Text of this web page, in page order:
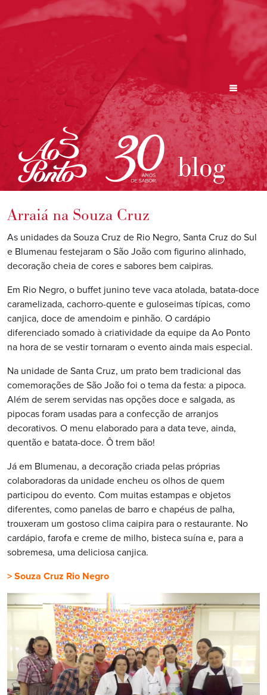
blog
Arraiá na Souza Cruz
As unidades da Souza Cruz de Rio Negro, Santa Cruz do Sul
e Blumenau festejaram o São João com figurino alinhado,
decoração cheia de cores e sabores bem caipiras.
Em Rio Negro, o buffet junino teve vaca atolada, batata-doce
caramelizada, cachorro-quente e guloseimas típicas, como
canjica, doce de amendoim e pinhão. O cardápio
diferenciado somado à criatividade da equipe da Ao Ponto
na hora de se vestir tornaram o evento ainda mais especial.
Na unidade de Santa Cruz, um prato bem tradicional das
comemorações de São João foi o tema da festa: a pipoca.
Além de serem servidas nas opções doce e salgada, as
pipocas foram usadas para a confecção de arranjos
decorativos. O menu elaborado para a data teve, ainda,
quentão e batata-doce. Ô trem bão!
Já em Blumenau, a decoração criada pelas próprias
colaboradoras da unidade encheu os olhos de quem
participou do evento. Com muitas estampas e objetos
diferentes, como panelas de barro e chapéus de palha,
trouxeram um gostoso clima caipira para o restaurante. No
cardápio, farofa e creme de milho, bisteca suína e, para a
sobremesa, uma deliciosa canjica.
> Souza Cruz Rio Negro